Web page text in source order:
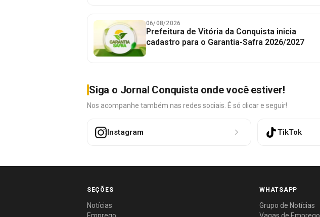
06/08/2026
Prefeitura de Vitória da Conquista inicia
cadastro para o Garantia-Safra 2026/2027
Siga o Jornal Conquista onde você estiver!
Nos acompanhe também nas redes sociais. É só clicar e seguir!
Instagram TikTok
SEÇÕES
Notícias
WHATSAPP
Grupo de Notícias